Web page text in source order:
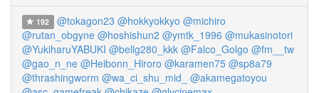
192 @tokagon23 @hokkyokkyo @michiro
@rutan_obgyne @hoshishun2 @ymtk_1996 @mukasinotori
@YukiharuYABUKI @bellg280_kkk @Falco_Golgo @fm__tw
@gao_n_ne @Heibonn_Hiroro @karamen75 @sp8a79
@thrashingworm @wa_ci_shu_mid_
@akamegatoyou